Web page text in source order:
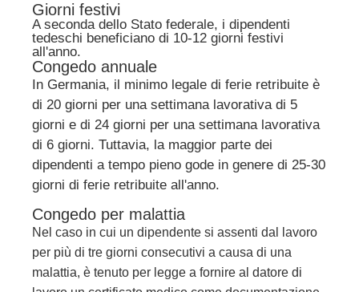
Giorni festivi
A seconda dello Stato federale, i dipendenti
tedeschi beneficiano di 10-12 giorni festivi
all'anno.
Congedo annuale
In Germania, il minimo legale di ferie retribuite è
di 20 giorni per una settimana lavorativa di 5
giorni e di 24 giorni per una settimana lavorativa
di 6 giorni. Tuttavia, la maggior parte dei
dipendenti a tempo pieno gode in genere di 25-30
giorni di ferie retribuite all'anno.
Congedo per malattia
Nel caso in cui un dipendente si assenti dal lavoro
per più di tre giorni consecutivi a causa di una
malattia, è tenuto per legge a fornire al datore di